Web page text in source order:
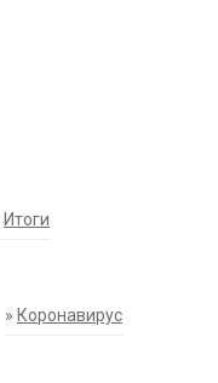
Итоги
» Коронавирус